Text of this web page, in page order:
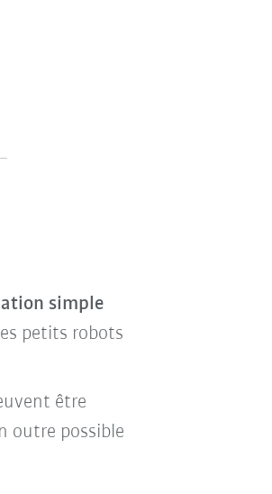
simple
petits robots
être
outre possible